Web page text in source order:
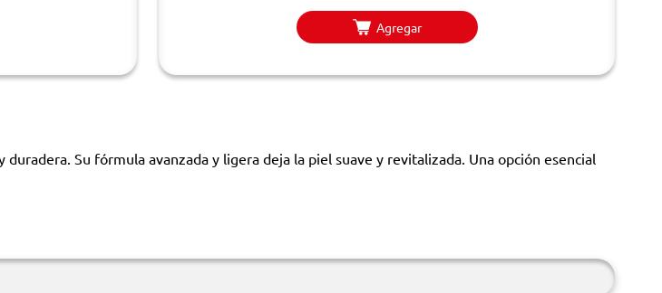
Agregar
Su fórmula avanzada y ligera deja la piel suave y revitalizada. Una opción esencial